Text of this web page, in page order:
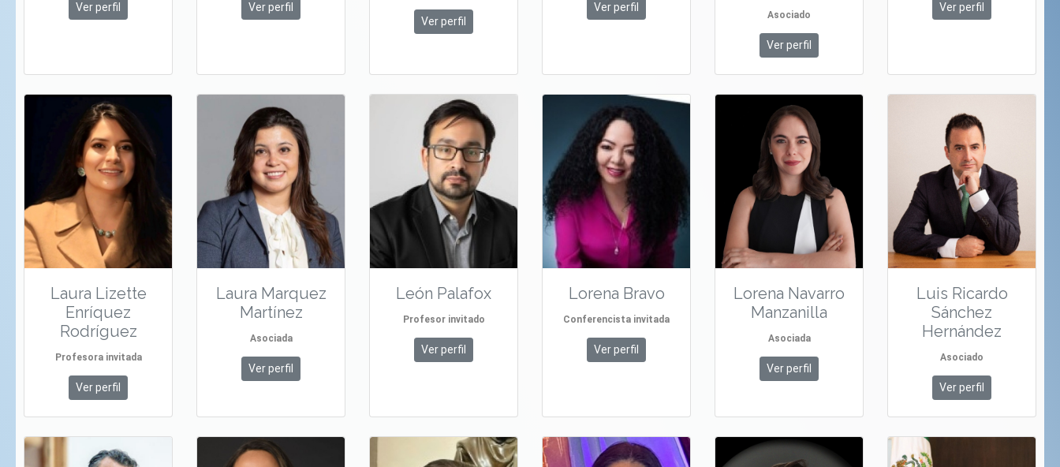
Ver perfil Ver perfil
Ver perfil
Ver perfil
Asociado
Ver perfil
Ver perfil
Laura Lizette
Enríquez
Rodríguez
Profesora invitada
Ver perfil
Laura Marquez
Martínez
Asociada
Ver perfil
León Palafox
Profesor invitado
Ver perfil
Lorena Bravo
Conferencista invitada
Ver perfil
Lorena Navarro
Manzanilla
Asociada
Ver perfil
Luis Ricardo
Sánchez
Hernández
Asociado
Ver perfil